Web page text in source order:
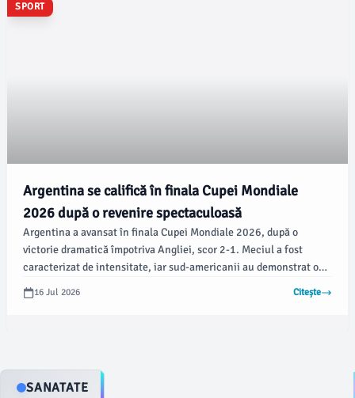
SPORT
Argentina se califică în finala Cupei Mondiale
2026 după o revenire spectaculoasă
Argentina a avansat în finala Cupei Mondiale 2026, după o
victorie dramatică împotriva Angliei, scor 2-1. Meciul a fost
caracterizat de intensitate, iar sud-americanii au demonstrat o
determinare deosebită în ultimele minute.
16 Jul 2026 Citește
SANATATE